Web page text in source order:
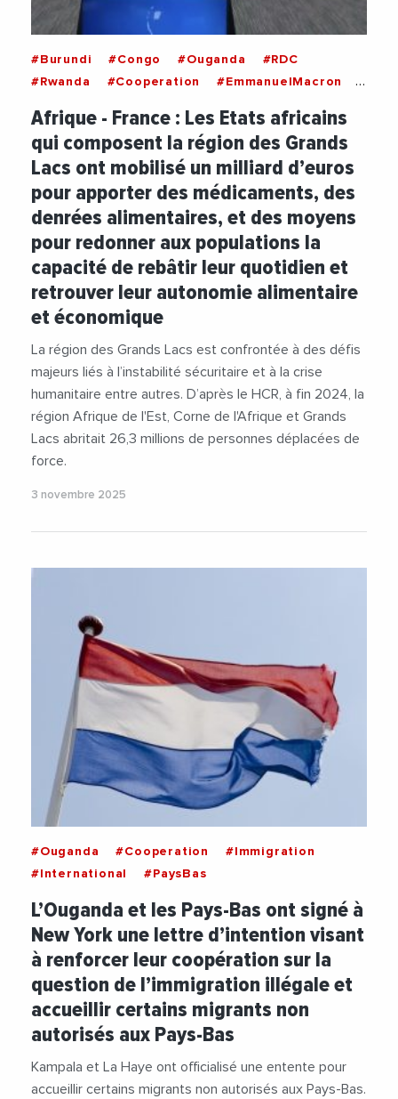
#Burundi #Congo #Ouganda
#RDC
#Rwanda
#Cooperation
#EmmanuelMacron
Afrique - France : Les Etats africains
qui composent la région des Grands
Lacs ont mobilisé un milliard d’euros
pour apporter des médicaments, des
denrées alimentaires, et des moyens
pour redonner aux populations la
capacité de rebâtir leur quotidien et
retrouver leur autonomie alimentaire
et économique
La région des Grands Lacs est confrontée à des défis
majeurs liés à l’instabilité sécuritaire et à la crise
humanitaire entre autres. D’après le HCR, à fin 2024, la
région Afrique de l'Est, Corne de l'Afrique et Grands
Lacs abritait 26,3 millions de personnes déplacées de
force.
3 novembre 2025
#Ouganda #Cooperation
#Immigration
#International
#PaysBas
L’Ouganda et les Pays-Bas ont signé à
New York une lettre d’intention visant
à renforcer leur coopération sur la
question de l’immigration illégale et
accueillir certains migrants non
autorisés aux Pays-Bas
Kampala et La Haye ont officialisé une entente pour
accueillir certains migrants non autorisés aux Pays-Bas.